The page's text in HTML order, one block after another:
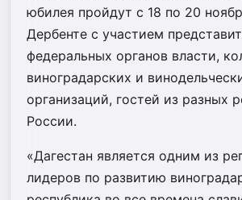
юбилея пройдут с 18 по 20
Дербенте с участием
федеральных органов власти,
виноградарских и
организаций, гостей из разных
России.
«Дагестан является одним из
лидеров по развитию